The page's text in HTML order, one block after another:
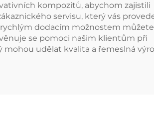
kompozitů, abychom zajistili
servisu, který vás
dodacím možnostem
se pomoci našim klientům při
udělat kvalita a řemeslná